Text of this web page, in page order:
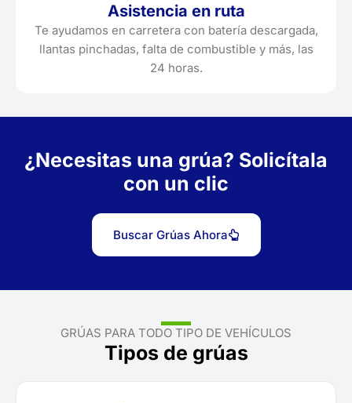
Asistencia en ruta
Te ayudamos en carretera con batería descargada,
llantas pinchadas, falta de combustible y más, las
24 horas.
¿Necesitas una grúa? Solicítala
con un clic
Buscar Grúas Ahora
GRÚAS PARA TODO TIPO DE VEHÍCULOS
Tipos de grúas